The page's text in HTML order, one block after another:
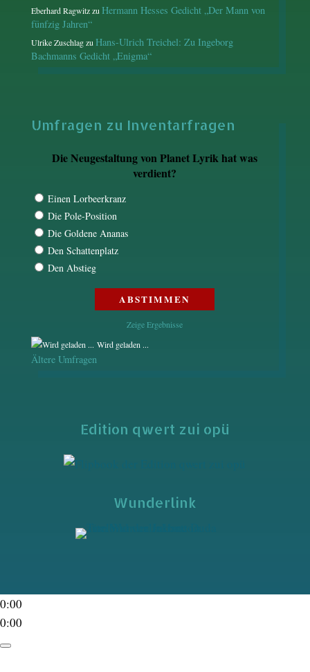
Eberhard Ragwitzzu Hermann Hesses Gedicht „Der Mann von
fünfzig Jahren“
Ulrike Zuschlagzu Hans-Ulrich Treichel: Zu Ingeborg
Bachmanns Gedicht „Enigma“
Umfragen zu Inventarfragen
Die Neugestaltung von Planet Lyrik hat was
verdient?
Einen Lorbeerkranz
Die Pole-Position
Die Goldene Ananas
Den Schattenplatz
Den Abstieg
Zeige Ergebnisse
Wird geladen ...
Ältere Umfragen
Edition qwert zui opü
Wunderlink
0:00
0:00